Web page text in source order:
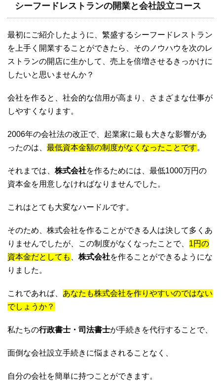
シーフードレストランの開業と会社設立コース
最初にご紹介したように、繁盛するシーフードレストラン
を上手く開業することができたら、そのノウハウを次のレ
ストランの開店に生かして、売上を倍増させるきっかけに
したいと思いませんか？
会社を作ると、社会的な信用が高まり、さまざまな仕事が
しやすくなります。
2006年の会社法の改正で、起業家に最も大きな影響があ
ったのは、 最低資本金額の制度がなくなったことです。
それまでは、 株式会社を作るためには、最低1000万円の
資本金を用意しなければなりませんでした。
これはとても大変なハードルです。
そのため、株式会社を作ることができる人は決して多くあ
りませんでしたが、この制度がなくなったことで、 1円の
資本金だとしても
株式会社を作ることができるようにな
りました。
これであれば、 あなたも株式会社を作りやすいのではない
でしょうか？
私たちの行政書士・司法書士が手続きを代行することで、
面倒な会社設立手続きに悩まされることなく、
自分の会社を簡単に持つことができます。